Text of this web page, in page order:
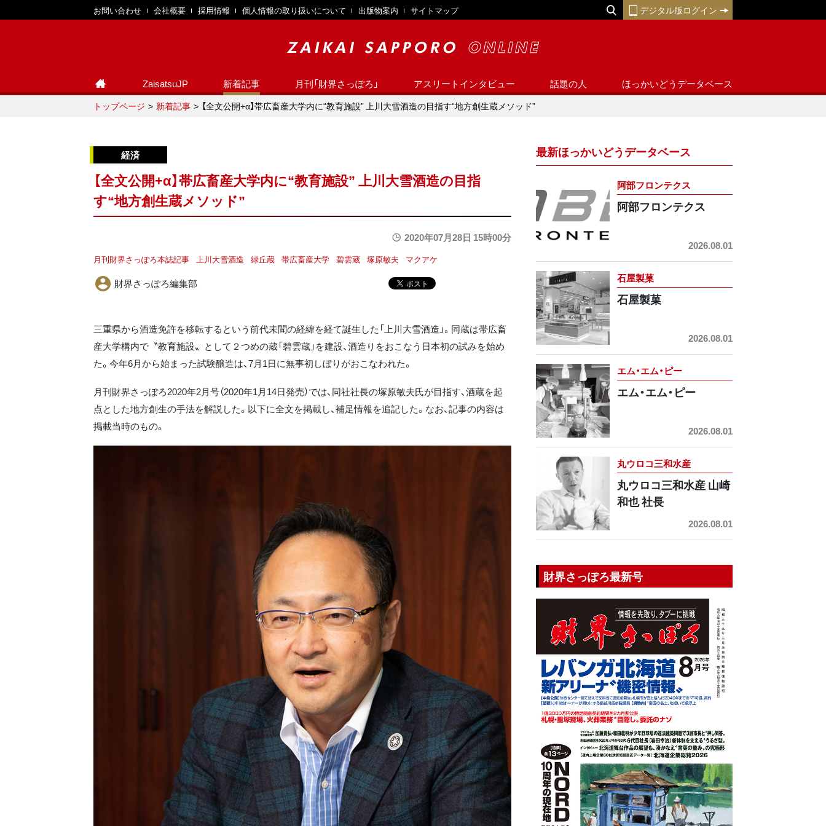
お問い合わせ 会社概要 採用情報 個人情報の取り扱いについて 出版物案内 サイトマップ デジタル版ログイン
ZaisatsuJP 新着記事 月刊「財界さっぽろ」 アスリートインタビュー 話題の人 ほっかいどうデータベース
トップページ 新着記事 【全文公開+α】帯広畜産大学内に“教育施設” 上川大雪酒造の目指す“地方創生蔵メソッド”
【全文公開+α】帯広畜産大学内に“教育施設” 上川大雪酒造の目指
す“地方創生蔵メソッド”
2020年07月28日 15時00分
月刊財界さっぽろ本誌記事 上川大雪酒造 緑丘蔵 帯広畜産大学 碧雲蔵 塚原敏夫 マクアケ
財界さっぽろ編集部
三重県から酒造免許を移転するという前代未聞の経緯を経て誕生した「上川大雪酒造」。同蔵は帯広畜
産大学構内で〝教育施設〟として２つめの蔵「碧雲蔵」を建設、酒造りをおこなう日本初の試みを始め
た。今年6月から始まった試験醸造は、7月1日に無事初しぼりがおこなわれた。
月刊財界さっぽろ2020年2月号（2020年1月14日発売）では、同社社長の塚原敏夫氏が目指す、酒蔵を起
点とした地方創生の手法を解説した。以下に全文を掲載し、補足情報を追記した。なお、記事の内容は
掲載当時のもの。
最新ほっかいどうデータベース
阿部フロンテクス
阿部フロンテクス
2026.08.01
石屋製菓
石屋製菓
2026.08.01
エム・エム・ピー
エム・エム・ピー
2026.08.01
丸ウロコ三和水産
丸ウロコ三和水産 山崎
和也 社長
2026.08.01
財界さっぽろ最新号